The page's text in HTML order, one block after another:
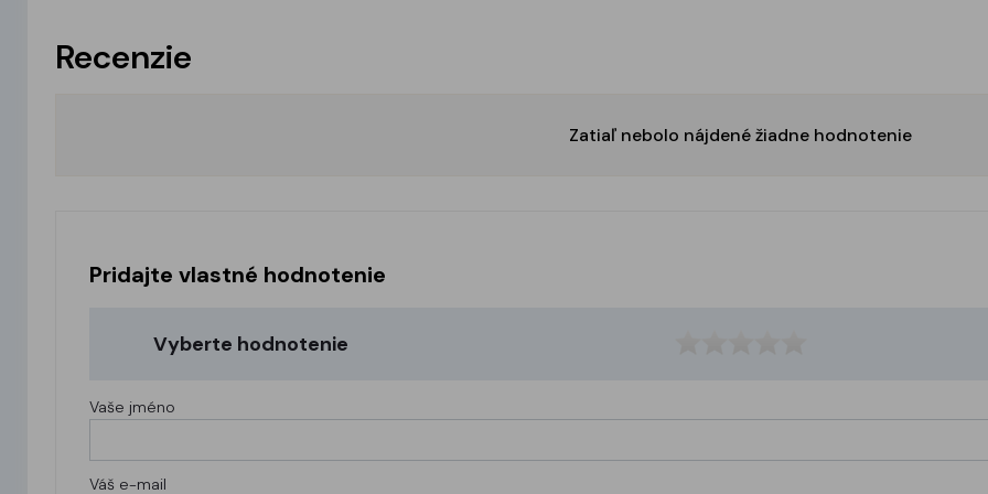
Recenzie
Zatiaľ nebolo nájdené žiadne hodnotenie
Pridajte vlastné hodnotenie
Vyberte hodnotenie
Vaše jméno
Váš e-mail